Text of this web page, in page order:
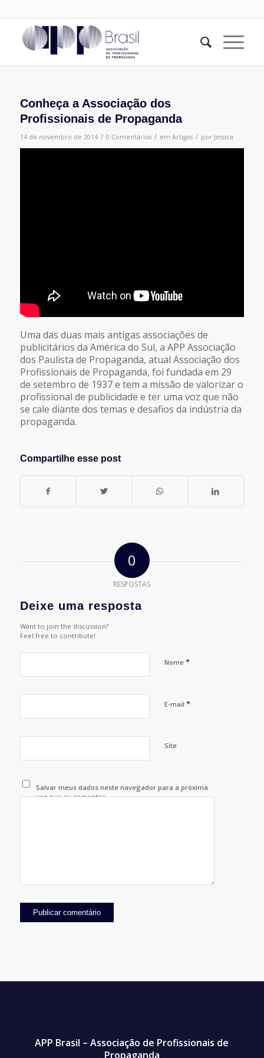
Conheça a Associação dos
Profissionais de Propaganda
14 de novembro de 2014 / 0 Comentários / em Artigos / por Jessica
Uma das duas mais antigas associações de
publicitários da América do Sul, a APP Associação
dos Paulista de Propaganda, atual Associação dos
Profissionais de Propaganda, foi fundada em 29
de setembro de 1937 e tem a missão de valorizar o
profissional de publicidade e ter uma voz que não
se cale diante dos temas e desafios da indústria da
propaganda.
Compartilhe esse post
0
RESPOSTAS
Deixe uma resposta
Want to join the discussion?
Feel free to contribute!
Nome *
E-mail *
Site
Salvar meus dados neste navegador para a próxima
vez que eu comentar.
APP Brasil – Associação de Profissionais de
Propaganda